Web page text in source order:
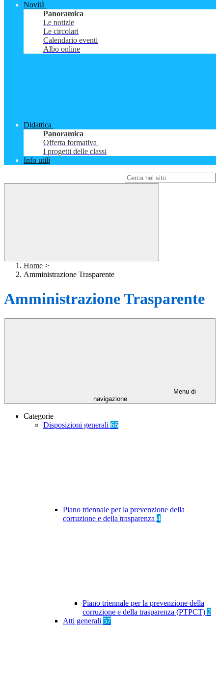
Novità
Panoramica
Le notizie
Le circolari
Calendario eventi
Albo online
Didattica
Panoramica
Offerta formativa
I progetti delle classi
Info utili
Home >
Amministrazione Trasparente
Amministrazione Trasparente
Menu di
navigazione
Categorie
Disposizioni generali 66
Piano triennale per la prevenzione della
corruzione e della trasparenza 4
Piano triennale per la prevenzione della
corruzione e della trasparenza (PTPCT) 2
Atti generali 57